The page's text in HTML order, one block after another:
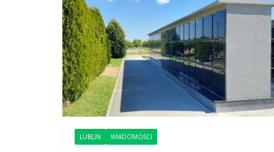
LUBLIN WIADOMOŚCI